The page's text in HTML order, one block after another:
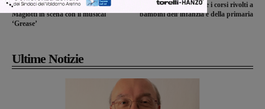
Gli studenti dell’Istituto comprensivo
Magiotti in scena con il musical
‘Grease’
“Estate con noi”, due i corsi rivolti a
bambini dell’infanzia e della primaria
Ultime Notizie